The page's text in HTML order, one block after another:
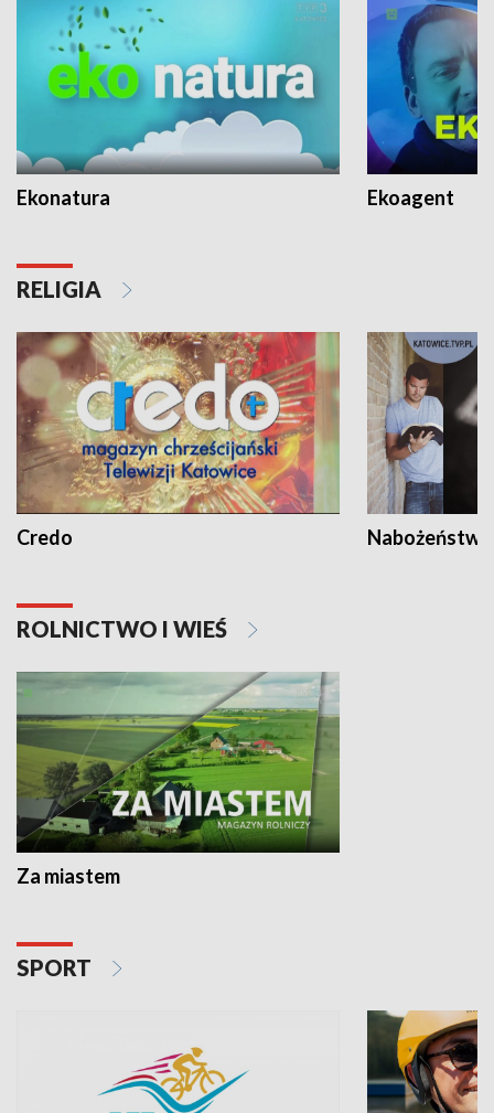
Ekonatura Ekoagent
RELIGIA
Credo
ROLNICTWO I WIEŚ
Za miastem
SPORT